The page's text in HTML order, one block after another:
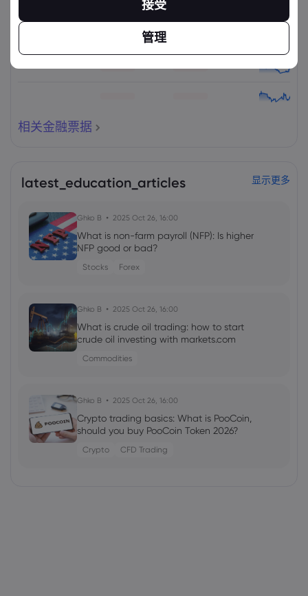
相关金融票据
latest_education_articles 显示更多
Ghko B 2025 Oct 26, 16:00
What is non-farm payroll (NFP): Is higher
NFP good or bad?
Stocks Forex
Ghko B 2025 Oct 26, 16:00
What is crude oil trading: how to start
crude oil investing with markets.com
Commodities
Ghko B 2025 Oct 26, 16:00
Crypto trading basics: What is PooCoin,
should you buy PooCoin Token 2026?
Crypto CFD Trading
接受
管理